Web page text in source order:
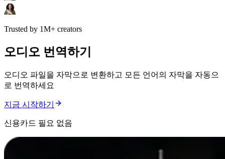
Trusted by 1M+ creators
오디오 번역하기
오디오 파일을 자막으로 변환하고 모든 언어의 자막을 자동으
로 번역하세요
지금 시작하기
신용카드 필요 없음